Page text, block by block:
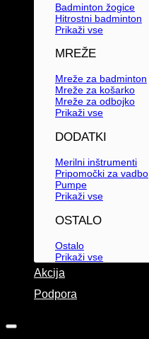
Badminton žogice
Hitrostni badminton
Prikaži vse
MREŽE
Mreže za badminton
Mreže za košarko
Mreže za odbojko
Prikaži vse
DODATKI
Merilni inštrumenti
Pripomočki za vadbo
Pumpe
Prikaži vse
OSTALO
Ostalo
Prikaži vse
Akcija
Podpora